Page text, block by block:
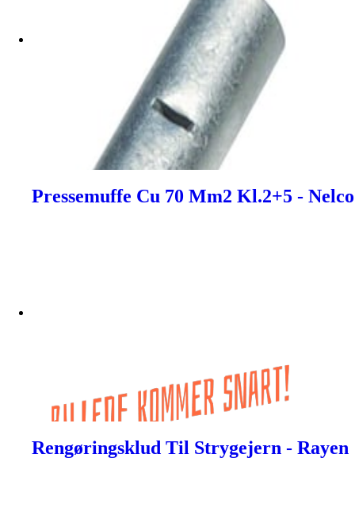
Pressemuffe Cu 70 Mm2 Kl.2+5 - Nelco
Rengøringsklud Til Strygejern - Rayen